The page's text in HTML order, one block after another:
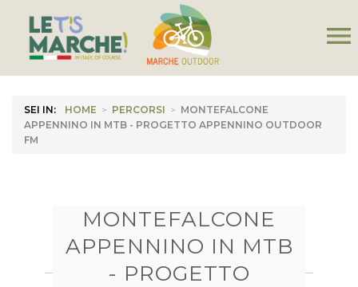
menu
SEI IN: HOME > PERCORSI > MONTEFALCONE
APPENNINO IN MTB - PROGETTO APPENNINO OUTDOOR
FM
MONTEFALCONE
APPENNINO IN MTB
- PROGETTO